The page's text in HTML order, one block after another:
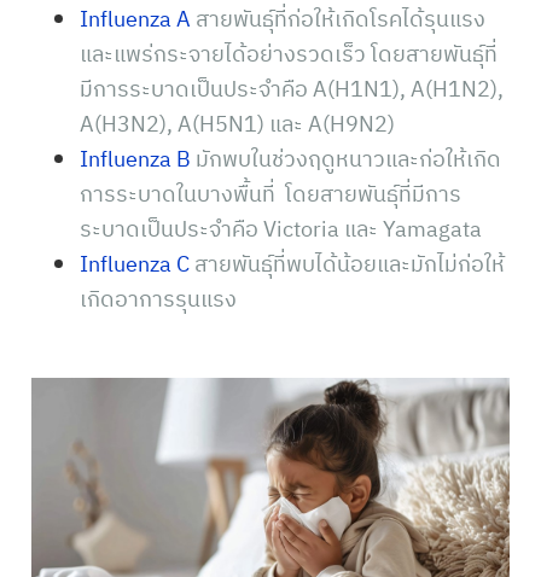
Influenza A สายพันธุ์ที่ก่อให้เกิดโรคได้รุนแรง
และแพร่กระจายได้อย่างรวดเร็ว โดยสายพันธุ์ที่
มีการระบาดเป็นประจำคือ A(H1N1), A(H1N2),
A(H3N2), A(H5N1) และ A(H9N2)
Influenza B มักพบในช่วงฤดูหนาวและก่อให้เกิด
การระบาดในบางพื้นที่ โดยสายพันธุ์ที่มีการ
ระบาดเป็นประจำคือ Victoria และ Yamagata
Influenza Cสายพันธุ์ที่พบได้น้อยและมักไม่ก่อให้
เกิดอาการรุนแรง